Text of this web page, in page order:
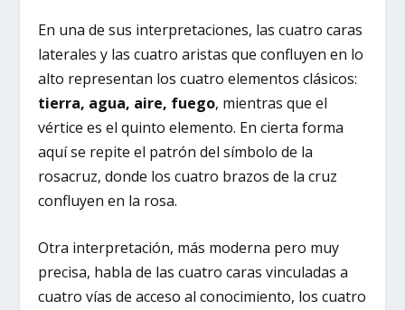
En una de sus interpretaciones, las cuatro caras
laterales y las cuatro aristas que confluyen en lo
alto representan los cuatro elementos clásicos:
tierra, agua, aire, fuego, mientras que el
vértice es el quinto elemento. En cierta forma
aquí se repite el patrón del símbolo de la
rosacruz, donde los cuatro brazos de la cruz
confluyen en la rosa.
Otra interpretación, más moderna pero muy
precisa, habla de las cuatro caras vinculadas a
cuatro vías de acceso al conocimiento, los cuatro